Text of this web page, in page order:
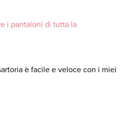
i pantaloni di tutta la
è facile e veloce con i miei